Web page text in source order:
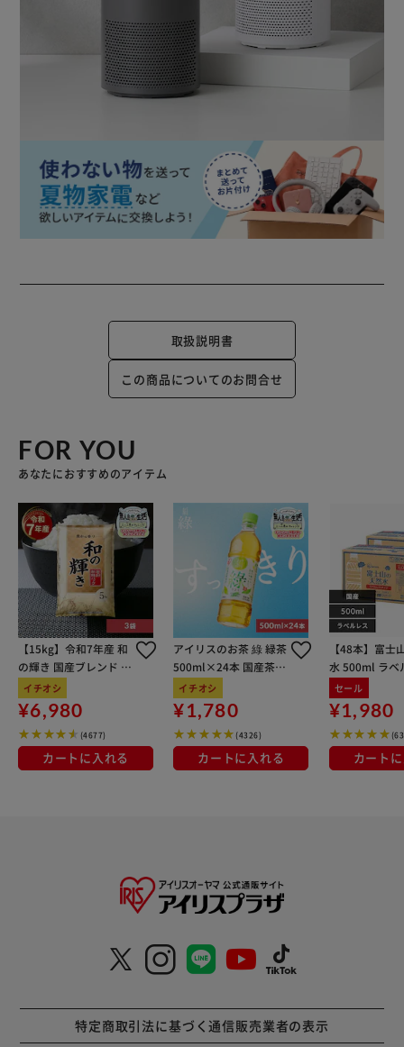
取扱説明書
この商品についてのお問合せ
FOR YOU
あなたにおすすめのアイテム
【15kg】令和7年産 和
の輝き 国産ブレンド 5
kg×3袋
イチオシ
¥6,980
(4677)
カートに入れる
アイリスのお茶 綠 緑茶
500ml×24本 国産茶葉
100％使用
イチオシ
¥1,780
(4326)
カートに入れる
【48本】富士
水 500ml ラベ
セール
¥1,980
カート
特定商取引法に基づく通信販売業者の表示